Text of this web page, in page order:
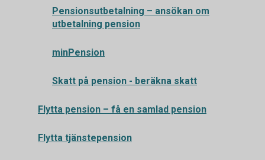
Pensionsutbetalning – ansökan om
utbetalning pension
minPension
Skatt på pension - beräkna skatt
Flytta pension – få en samlad pension
Flytta tjänstepension